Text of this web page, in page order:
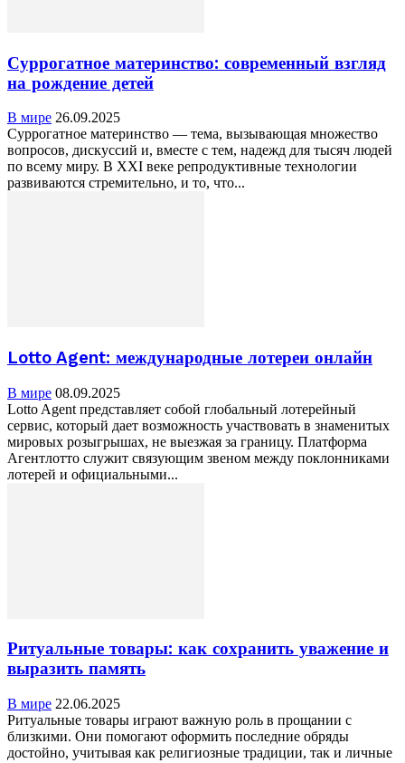
Суррогатное материнство: современный взгляд
на рождение детей
В мире 26.09.2025
Суррогатное материнство — тема, вызывающая множество
вопросов, дискуссий и, вместе с тем, надежд для тысяч людей
по всему миру. В XXI веке репродуктивные технологии
развиваются стремительно, и то, что...
Lotto Agent: международные лотереи онлайн
В мире 08.09.2025
Lotto Agent представляет собой глобальный лотерейный
сервис, который дает возможность участвовать в знаменитых
мировых розыгрышах, не выезжая за границу. Платформа
Агентлотто служит связующим звеном между поклонниками
лотерей и официальными...
Ритуальные товары: как сохранить уважение и
выразить память
В мире 22.06.2025
Ритуальные товары играют важную роль в прощании с
близкими. Они помогают оформить последние обряды
достойно, учитывая как религиозные традиции, так и личные